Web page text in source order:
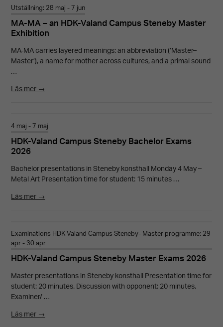
Utställning: 28 maj - 7 jun
MA-MA – an HDK-Valand Campus Steneby Master
Exhibition
MA-MA carries layered meanings: an abbreviation (‘Master–
Master’), a name for mother across cultures, and a primal sound
…
Läs mer →
4 maj - 7 maj
HDK-Valand Campus Steneby Bachelor Exams
2026
Bachelor presentations in Steneby konsthall Monday 4 May –
Metal Art Presentation time for student: 15 minutes …
Läs mer →
Examinations HDK Valand Campus Steneby- Master programme: 29
apr - 30 apr
HDK-Valand Campus Steneby Master Exams 2026
Master presentations in Steneby konsthall Presentation time for
student: 20 minutes. Discussion with opponent: 20 minutes.
Examiner/ …
Läs mer →